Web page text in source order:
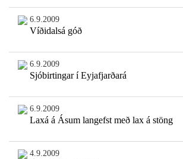
6.9.2009
Víðidalsá góð
6.9.2009
Sjóbirtingar í Eyjafjarðará
6.9.2009
Laxá á Ásum langefst með lax á stöng
4.9.2009